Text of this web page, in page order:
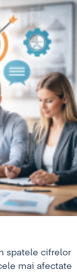
spatele cifrelor
mai afectate